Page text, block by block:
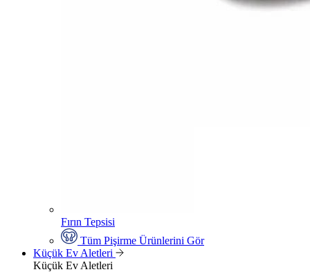
Fırın Tepsisi
Tüm Pişirme Ürünlerini Gör
Küçük Ev Aletleri
Küçük Ev Aletleri